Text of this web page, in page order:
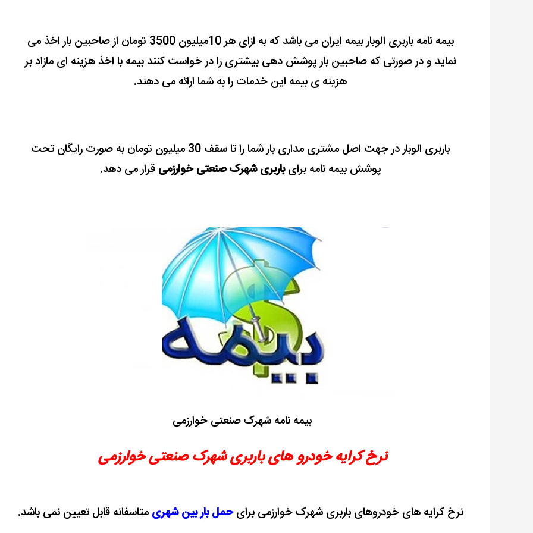
بیمه نامه باربری الوبار بیمه ایران می باشد که بهازای هر 10میلیون 3500 تومان
از صاحبین بار اخذ می
نماید و در صورتی که صاحبین بار پوشش دهی بیشتری را در خواست کنند بیمه با اخذ هزینه ای مازاد بر
هزینه ی بیمه این خدمات را به شما ارائه می دهند.
باربری الوبار در جهت اصل مشتری مداری بار شما را تا سقف 30 میلیون تومان به صورت رایگان تحت
پوشش بیمه نامه برایباربری شهرک صنعتی خوارزمی قرار می دهد.
بیمه نامه شهرک صنعتی خوارزمی
نرخ کرایه خودرو های باربری شهرک صنعتی خوارزمی
نرخ کرایه های خودروهای باربری شهرک خوارزمی برای حمل بار بین شهری متاسفانه قابل تعیین نمی باشد.